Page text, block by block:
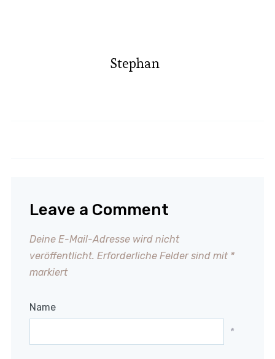
Stephan
Leave a Comment
Deine E-Mail-Adresse wird nicht
veröffentlicht. Erforderliche Felder sind mit *
markiert
Name
*